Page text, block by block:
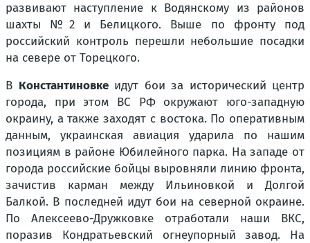
развивают наступление к Водянскому из районов
шахты №2 и Белицкого. Выше по фронту под
российский контроль перешли небольшие посадки
на севере от Торецкого.
В Константиновкеидут бои за исторический центр
города, при этом ВС РФ окружают юго-западную
окраину, а также заходят с востока. По оперативным
данным, украинская авиация ударила по нашим
позициям в районе Юбилейного парка. На западе от
города российские бойцы выровняли линию фронта,
зачистив карман между Ильиновкой и Долгой
Балкой. В последней идут бои на северной окраине.
По Алексеево-Дружковке отработали наши ВКС,
поразив Кондратьевский огнеупорный завод. На